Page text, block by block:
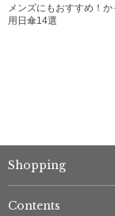
メンズにもおすすめ！
用日傘14選
Shopping
Contents